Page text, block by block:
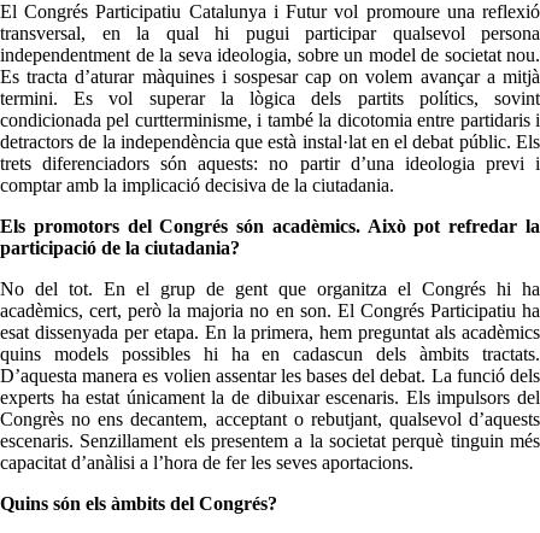
El Congrés Participatiu Catalunya i Futur vol promoure una reflexió
transversal, en la qual hi pugui participar qualsevol persona
independentment de la seva ideologia, sobre un model de societat nou.
Es tracta d’aturar màquines i sospesar cap on volem avançar a mitjà
termini. Es vol superar la lògica dels partits polítics, sovint
condicionada pel curtterminisme, i també la dicotomia entre partidaris i
detractors de la independència que està instal·lat en el debat públic. Els
trets diferenciadors són aquests: no partir d’una ideologia previ i
comptar amb la implicació decisiva de la ciutadania.
Els promotors del Congrés són acadèmics. Això pot refredar la
participació de la ciutadania?
No del tot. En el grup de gent que organitza el Congrés hi ha
acadèmics, cert, però la majoria no en son. El Congrés Participatiu ha
esat dissenyada per etapa. En la primera, hem preguntat als acadèmics
quins models possibles hi ha en cadascun dels àmbits tractats.
D’aquesta manera es volien assentar les bases del debat. La funció dels
experts ha estat únicament la de dibuixar escenaris. Els impulsors del
Congrès no ens decantem, acceptant o rebutjant, qualsevol d’aquests
escenaris. Senzillament els presentem a la societat perquè tinguin més
capacitat d’anàlisi a l’hora de fer les seves aportacions.
Quins són els àmbits del Congrés?